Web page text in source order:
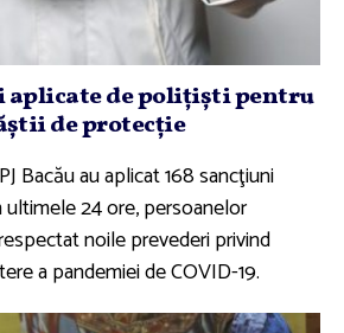
aplicate de poliţişti pentru
de protecţie
Bacău au aplicat 168 sancţiuni
24 ore, persoanelor
noile prevederi privind
a pandemiei de COVID-19.